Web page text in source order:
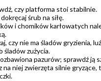
czy platforma stoi stabilnie.
śrub na siłę.
i chomików karłowatych
czy nie ma śladów gryzienia,
śladów zużycia.
pazurów; sprawdź ją
na niej zwierzęta silnie gryzące,